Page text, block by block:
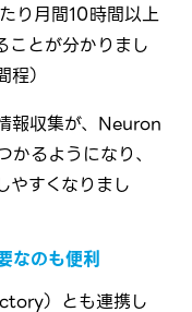
り月間10時間以上
ことが分かりまし
）
報収集が、Neuron
るようになり、
やすくなりまし
なのも便利
）とも連携し